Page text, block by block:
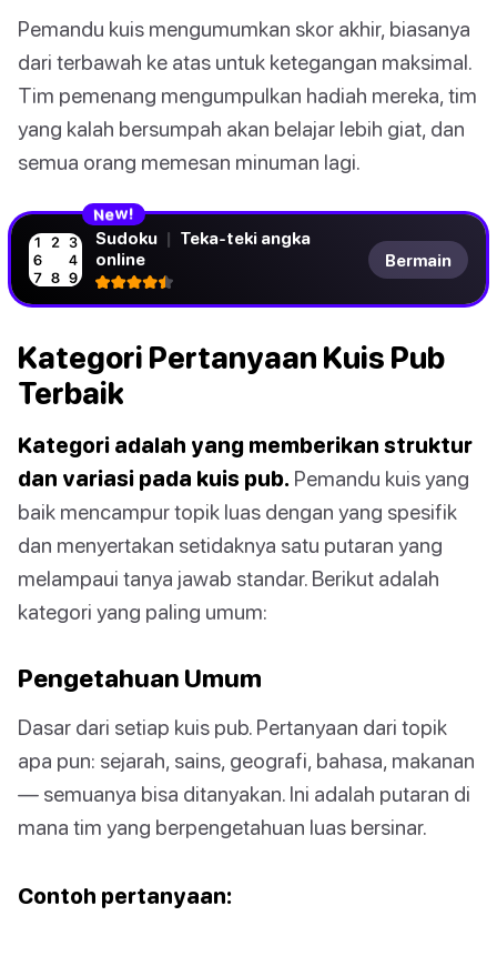
Pemandu kuis mengumumkan skor akhir, biasanya
dari terbawah ke atas untuk ketegangan maksimal.
Tim pemenang mengumpulkan hadiah mereka, tim
yang kalah bersumpah akan belajar lebih giat, dan
semua orang memesan minuman lagi.
New!
Sudoku | Teka-teki angka
online
Bermain
Kategori Pertanyaan Kuis Pub
Terbaik
Kategori adalah yang memberikan struktur
dan variasi pada kuis pub. Pemandu kuis yang
baik mencampur topik luas dengan yang spesifik
dan menyertakan setidaknya satu putaran yang
melampaui tanya jawab standar. Berikut adalah
kategori yang paling umum:
Pengetahuan Umum
Dasar dari setiap kuis pub. Pertanyaan dari topik
apa pun: sejarah, sains, geografi, bahasa, makanan
— semuanya bisa ditanyakan. Ini adalah putaran di
mana tim yang berpengetahuan luas bersinar.
Contoh pertanyaan: